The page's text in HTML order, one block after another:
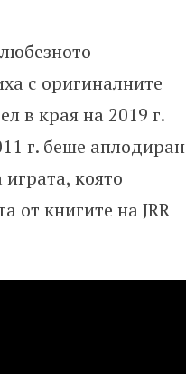
с оригиналните
в края на 2019 г.
г. беше аплодиран
която
от книгите на JRR